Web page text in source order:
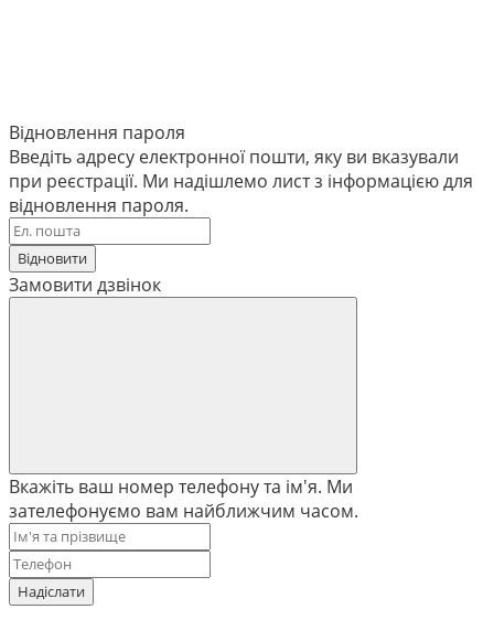
Відновлення пароля
Введіть адресу електронної пошти, яку ви вказували
при реєстрації. Ми надішлемо лист з інформацією для
відновлення пароля.
Відновити
Замовити дзвінок
Вкажіть ваш номер телефону та ім'я. Ми
зателефонуємо вам найближчим часом.
Надіслати